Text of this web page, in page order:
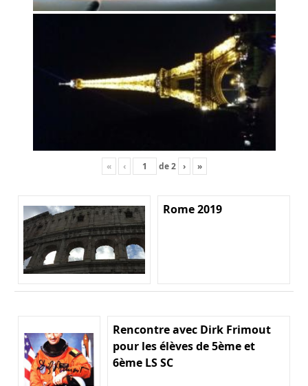
« ‹ de2 › »
Rome 2019
Rencontre avec Dirk Frimout
pour les élèves de 5ème et
6ème LS SC